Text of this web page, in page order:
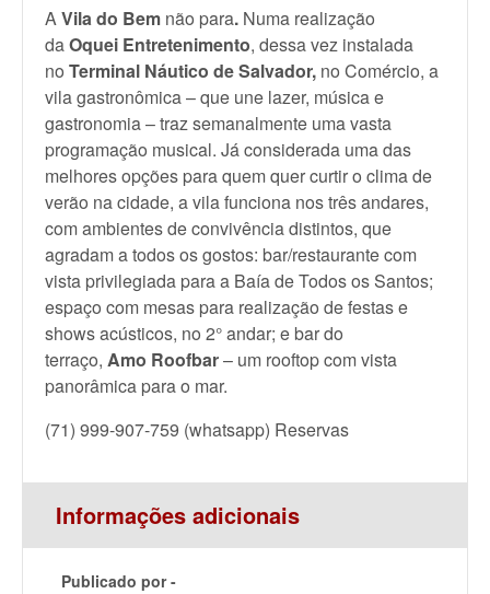
AVila do Bem não para. Numa realização
daOquei Entretenimento, dessa vez instalada
no Terminal Náutico de Salvador, no Comércio, a
vila gastronômica – que une lazer, música e
gastronomia – traz semanalmente uma vasta
programação musical. Já considerada uma das
melhores opções para quem quer curtir o clima de
verão na cidade, a vila funciona nos três andares,
com ambientes de convivência distintos, que
agradam a todos os gostos: bar/restaurante com
vista privilegiada para a Baía de Todos os Santos;
espaço com mesas para realização de festas e
shows acústicos, no 2° andar; e bar do
terraço, Amo Roofbar– um rooftop com vista
panorâmica para o mar.
(71) 999-907-759 (whatsapp) Reservas
Informações adicionais
Publicado por -